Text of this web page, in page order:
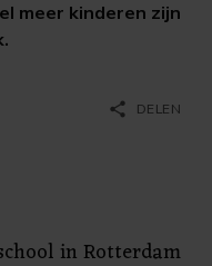
meer kinderen zijn
share DELEN
in Rotterdam